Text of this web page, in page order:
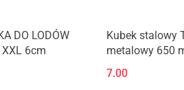
DO LODÓW
XXL 6cm
Kubek stalowy
metalowy 650
7.00